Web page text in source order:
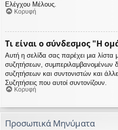
Ελέγχου Μέλους.
Κορυφή
Τι είναι ο σύνδεσμος "Η
Αυτή η σελίδα σας παρέχει μια
συζητήσεων, συμπεριλαμβανομένων
συζητήσεων και συντονιστών και
Συζητήσεις που αυτοί συντονίζουν.
Κορυφή
Προσωπικά Μηνύματα